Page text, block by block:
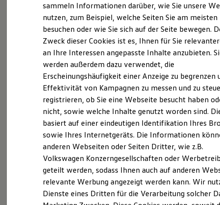
Reichweite
Reichweite der ID. Modelle
Reichweite im Winter
Laden
Laden unterwegs
Laden Zuhause
Ladezeitensimulator
Batterie
Sicherheit
Garantie und Lebensdauer
Nachhaltigkeit
Technologie
Kosten und Kauf
Verbrauchskosten
Kaufoptionen
E-Auto-Förderung
Software und Konnektivität
Die ID. Software 6
ID. Software Versionen und Updates
Digitale Extras
Schnittstellen zu Ihrem ID.
Fahrzeugangebot anfordern
Serviceanfrage stellen
Details des Golf
sammeln Informationen darüber, wie Sie unsere
nutzen, zum Beispiel, welche Seiten Sie am meisten
besuchen oder wie Sie sich auf der Seite bewegen.
Zweck dieser Cookies ist es, Ihnen für Sie
an Ihre Interessen angepasste Inhalte anzubieten.
werden außerdem dazu verwendet, die
Erscheinungshäufigkeit einer Anzeige zu begrenzen
Effektivität von Kampagnen zu messen und zu
registrieren, ob Sie eine Webseite besucht haben
nicht, sowie welche Inhalte genutzt worden sind.
basiert auf einer eindeutigen Identifikation Ihres
sowie Ihres Internetgeräts. Die Informationen
anderen Webseiten oder Seiten Dritter, wie z.B.
Volkswagen Konzerngesellschaften oder
geteilt werden, sodass Ihnen auch auf anderen
relevante Werbung angezeigt werden kann. Wir
Dienste eines Dritten für die Verarbeitung solcher